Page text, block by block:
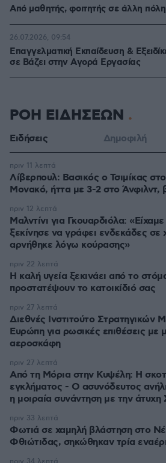
Από μαθητής, φοιτητής σε άλλη
Επαγγελματική Εκπαίδευση &
σε Bάζει στην Aγορά Eργασίας
26.07.2026, 09:54
ΡΟΗ ΕΙΔΗΣΕΩΝ
Ειδήσεις Δημοφιλή
Λίβερπουλ: Βασικός ο Τσιμίκας
Μονακό, ήττα με 3-2 στο Άνφιλντ,
πριν 11 λεπτά
Μαλντίνι για Γκουαρδιόλα:
ξεκίνησε να γράφει ενδεκάδες σε
αρνήθηκε λόγω κούρασης»
πριν 12 λεπτά
Η καλή υγεία ξεκινάει από το
προστατέψουν το κατοικίδιό σας
πριν 22 λεπτά
Διεθνές Ινστιτούτο Στρατηγικών
Ευρώπη για ρωσικές επιθέσεις
αεροσκάφη
πριν 27 λεπτά
Από τη Μόρια στην Κυψέλη: Η
εγκλήματος - Ο ασυνόδευτος
η μοιραία συνάντηση με την
πριν 27 λεπτά
Φωτιά σε χαμηλή βλάστηση στο
Φθιώτιδας, σηκώθηκαν τρία
πριν 33 λεπτά